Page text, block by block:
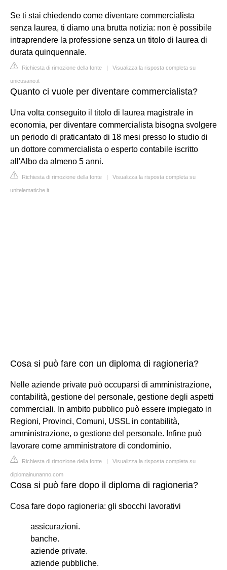
Se ti stai chiedendo come diventare commercialista
senza laurea, ti diamo una brutta notizia: non è possibile
intraprendere la professione senza un titolo di laurea di
durata quinquennale.
Richiesta di rimozione della fonte | Visualizza la risposta completa su
unicusano.it
Quanto ci vuole per diventare commercialista?
Una volta conseguito il titolo di laurea magistrale in
economia, per diventare commercialista bisogna svolgere
un periodo di praticantato di 18 mesi presso lo studio di
un dottore commercialista o esperto contabile iscritto
all'Albo da almeno 5 anni.
Richiesta di rimozione della fonte | Visualizza la risposta completa su
unitelematiche.it
Cosa si può fare con un diploma di ragioneria?
Nelle aziende private può occuparsi di amministrazione,
contabilità, gestione del personale, gestione degli aspetti
commerciali. In ambito pubblico può essere impiegato in
Regioni, Provinci, Comuni, USSL in contabilità,
amministrazione, o gestione del personale. Infine può
lavorare come amministratore di condominio.
Richiesta di rimozione della fonte | Visualizza la risposta completa su
diplomainunanno.com
Cosa si può fare dopo il diploma di ragioneria?
Cosa fare dopo ragioneria: gli sbocchi lavorativi
assicurazioni.
banche.
aziende private.
aziende pubbliche.